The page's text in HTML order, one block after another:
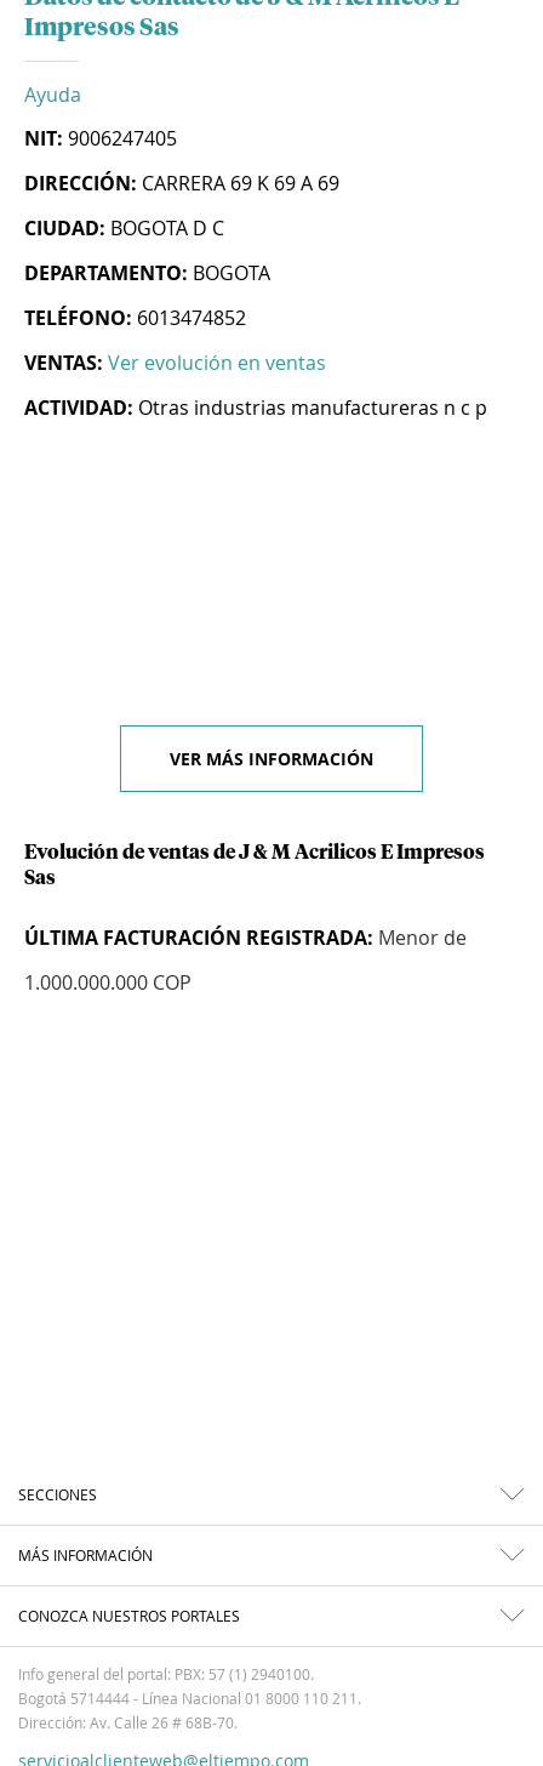
Impresos Sas
Ayuda
NIT: 9006247405
DIRECCIÓN: CARRERA 69 K 69 A 69
CIUDAD: BOGOTA D C
DEPARTAMENTO: BOGOTA
TELÉFONO: 6013474852
VENTAS: Ver evolución en ventas
ACTIVIDAD: Otras industrias manufactureras n c p
VER MÁS INFORMACIÓN
Evolución de ventas de J & M Acrilicos E Impresos
Sas
ÚLTIMA FACTURACIÓN REGISTRADA: Menor de
1.000.000.000 COP
SECCIONES
MÁS INFORMACIÓN
CONOZCA NUESTROS PORTALES
Info general del portal: PBX: 57 (1) 2940100.
Bogotá 5714444 - Línea Nacional 01 8000 110 211.
Dirección: Av. Calle 26 # 68B-70.
servicioalclienteweb@eltiempo.com